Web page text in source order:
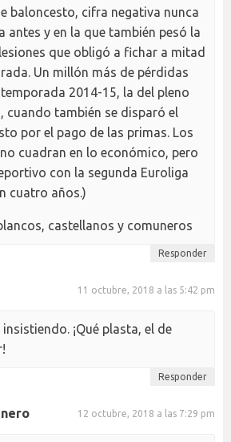
baloncesto, cifra negativa nunca
antes y en la que también pesó la
que obligó a fichar a mitad
Un millón más de pérdidas
2014-15, la del pleno
cuando también se disparó el
por el pago de las primas. Los
cuadran en lo económico, pero
con la segunda Euroliga
cuatro años.)
castellanos y comuneros
Responder
11 octubre, 2018 a las 5:42 pm
insistiendo. ¡Qué plasta, el de
Responder
12 octubre, 2018 a las 7:29 pm